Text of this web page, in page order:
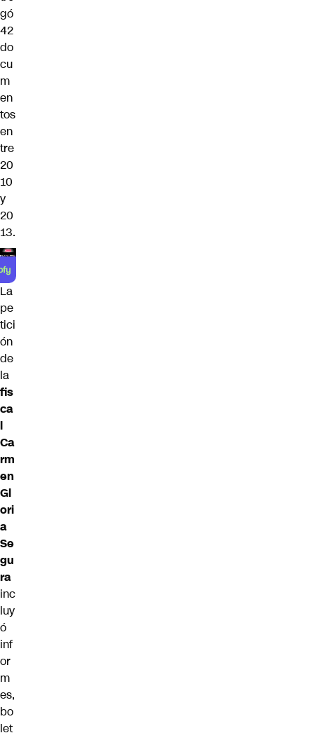
gó
42
do
cu
m
en
tos
en
tre
20
10
y
20
13.
La
pe
tici
ón
de
la
fis
ca
l
Ca
rm
en
Gl
ori
a
Se
gu
ra
inc
luy
ó
inf
or
m
es,
bo
let